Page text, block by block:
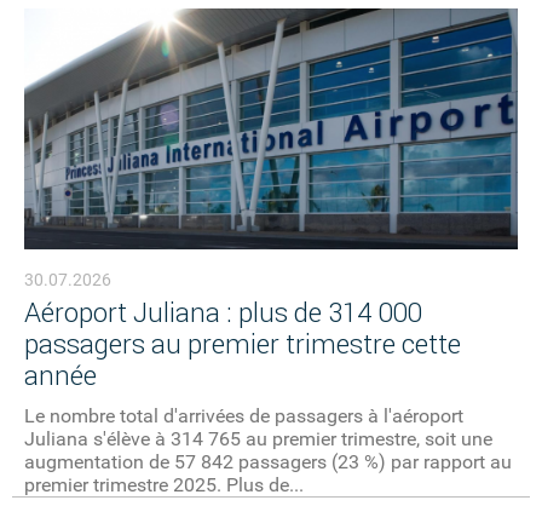
30.07.2026
Aéroport Juliana : plus de 314 000
passagers au premier trimestre cette
année
Le nombre total d'arrivées de passagers à l'aéroport
Juliana s'élève à 314 765 au premier trimestre, soit une
augmentation de 57 842 passagers (23 %) par rapport au
premier trimestre 2025. Plus de...